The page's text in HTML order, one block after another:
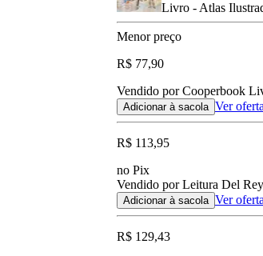
Livro - Atlas
Menor preço
R$ 77,90
Vendido por Cooperbook
Adicionar à sacola Ver
R$ 113,95
no Pix
Vendido por Leitura Del Rey
Adicionar à sacola Ver
R$ 129,43